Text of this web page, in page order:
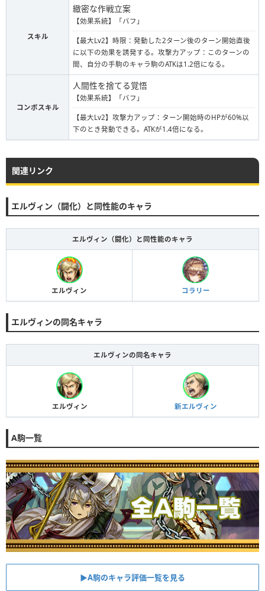
スキル
緻密な作戦立案
【効果系統】「バフ」
【最大Lv2】時限：発動した2ターン後のターン開始直後
に以下の効果を誘発する。攻撃力アップ：このターンの
間、自分の手駒のキャラ駒のATKは1.2倍になる。
コンボスキル
人間性を捨てる覚悟
【効果系統】「バフ」
【最大Lv2】攻撃力アップ：ターン開始時のHPが60%以
下のとき発動できる。ATKが1.4倍になる。
関連リンク
エルヴィン（闘化）と同性能のキャラ
エルヴィン（闘化）と同性能のキャラ
エルヴィン コラリー
エルヴィンの同名キャラ
エルヴィンの同名キャラ
エルヴィン 新エルヴィン
A駒一覧
▶︎A駒のキャラ評価一覧を見る